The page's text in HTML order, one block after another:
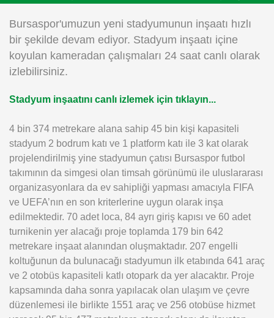
Instagram
Android
Bursaspor'umuzun yeni stadyumunun inşaatı hızlı
bir şekilde devam ediyor. Stadyum inşaatı içine
koyulan kameradan çalışmaları 24 saat canlı olarak
izlebilirsiniz.
Stadyum inşaatını canlı izlemek için tıklayın...
4 bin 374 metrekare alana sahip 45 bin kişi kapasiteli
stadyum 2 bodrum katı ve 1 platform katı ile 3 kat olarak
projelendirilmiş yine stadyumun çatısı Bursaspor futbol
takımının da simgesi olan timsah görünümü ile uluslararası
organizasyonlara da ev sahipliği yapması amacıyla FIFA
ve UEFA’nın en son kriterlerine uygun olarak inşa
edilmektedir. 70 adet loca, 84 ayrı giriş kapısı ve 60 adet
turnikenin yer alacağı proje toplamda 179 bin 642
metrekare inşaat alanından oluşmaktadır. 207 engelli
koltuğunun da bulunacağı stadyumun ilk etabında 641 araç
ve 2 otobüs kapasiteli katlı otopark da yer alacaktır. Proje
kapsamında daha sonra yapılacak olan ulaşım ve çevre
düzenlemesi ile birlikte 1551 araç ve 256 otobüse hizmet